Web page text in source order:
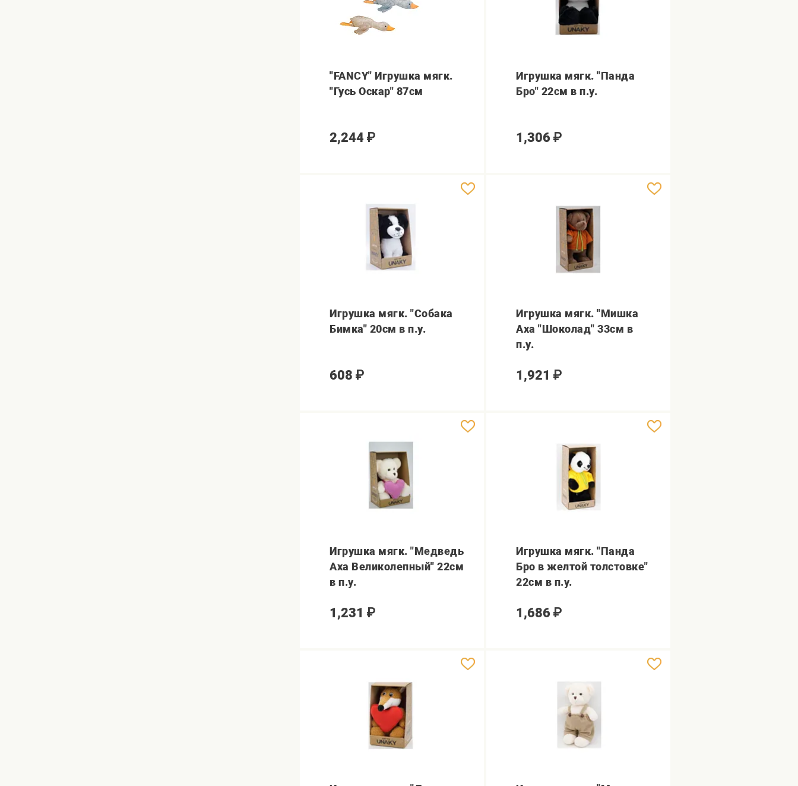
"FANCY" Игрушка мягк.
"Гусь Оскар" 87см
2,244 ₽
Игрушка мягк. "Панда
Бро" 22см в п.у.
1,306 ₽
Игрушка мягк. "Собака
Бимка" 20см в п.у.
608 ₽
Игрушка мягк. "Мишка
Аха "Шоколад" 33см в
п.у.
1,921 ₽
Игрушка мягк. "Медведь
Аха Великолепный" 22см
в п.у.
1,231 ₽
Игрушка мягк. "Панда
Бро в желтой толстовке"
22см в п.у.
1,686 ₽